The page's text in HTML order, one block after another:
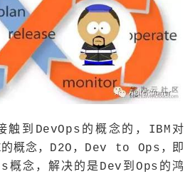
触到DevOps的概念的，IBM对
的概念，D2O，Dev to Ops，即
概念，解决的是Dev到Ops的鸿